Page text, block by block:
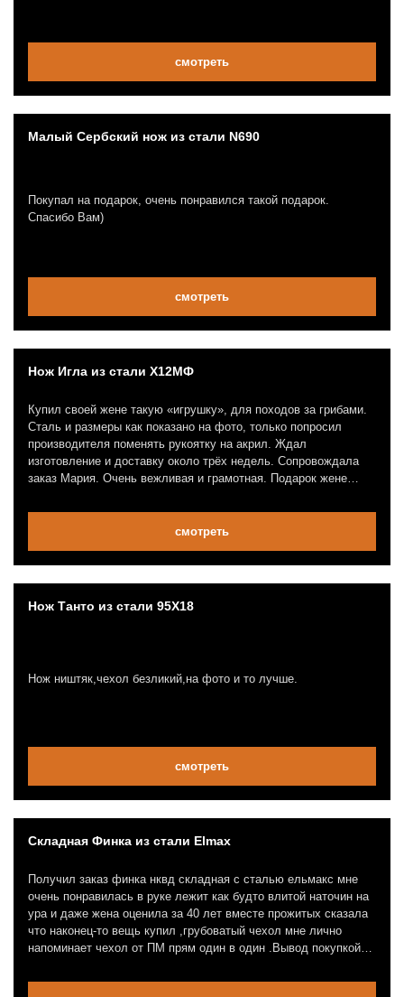
смотреть
Малый Сербский нож из стали N690
Покупал на подарок, очень понравился такой подарок.
Спасибо Вам)
смотреть
Нож Игла из стали Х12МФ
Купил своей жене такую «игрушку», для походов за грибами.
Сталь и размеры как показано на фото, только попросил
производителя поменять рукоятку на акрил. Ждал
изготовление и доставку около трёх недель. Сопровождала
заказ Мария. Очень вежливая и грамотная. Подарок жене
в будущем ещё закажу, но лезвие хочу подлиннее. Хотя,
может быть, пойдёт в хо? Пять звёзд кинжальчику!
смотреть
Нож Танто из стали 95Х18
Нож ништяк,чехол безликий,на фото и то лучше.
смотреть
Складная Финка из стали Elmax
Получил заказ финка нквд складная с сталью ельмакс мне
очень понравилась в руке лежит как будто влитой наточин на
ура и даже жена оценила за 40 лет вместе прожитых сказала
что наконец-то вещь купил ,грубоватый чехол мне лично
напоминает чехол от ПМ прям один в один .Вывод покупкой
благодарность всем кто принимал участие и лично менеджер